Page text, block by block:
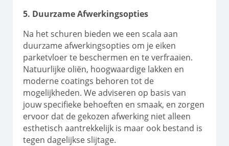
5. Duurzame Afwerkingsopties
Na het schuren bieden we een scala aan
duurzame afwerkingsopties om je eiken
parketvloer te beschermen en te verfraaien.
Natuurlijke oliën, hoogwaardige lakken en
moderne coatings behoren tot de
mogelijkheden. We adviseren op basis van
jouw specifieke behoeften en smaak, en zorgen
ervoor dat de gekozen afwerking niet alleen
esthetisch aantrekkelijk is maar ook bestand is
tegen dagelijkse slijtage.